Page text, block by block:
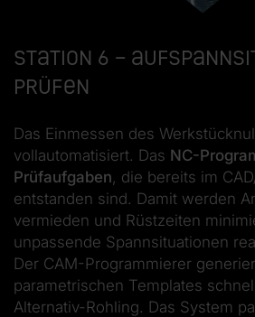
Station 6 –
prüfen
Das Einmessen des
vollautomatisiert. Das NC-
Prüfaufgaben, die bereits im
entstanden sind. Damit werden
vermieden und Rüstzeiten
unpassende Spannsituationen
Der CAM-Programmierer
parametrischen Templates
Alternativ-Rohling. Das System